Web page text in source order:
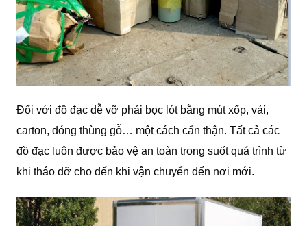
Đối với đồ đạc dễ vỡ phải bọc lót bằng mút xốp, vải,
carton, đóng thùng gỗ… một cách cẩn thận. Tất cả các
đồ đạc luôn được bảo vệ an toàn trong suốt quá trình từ
khi tháo dỡ cho đến khi vận chuyển đến nơi mới.